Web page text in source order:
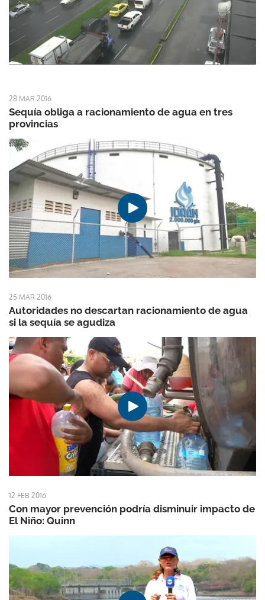
28 MAR 2016
Sequía obliga a racionamiento de agua en tres
provincias
25 MAR 2016
Autoridades no descartan racionamiento de agua
si la sequía se agudiza
12 FEB 2016
Con mayor prevención podría disminuir impacto de
El Niño: Quinn